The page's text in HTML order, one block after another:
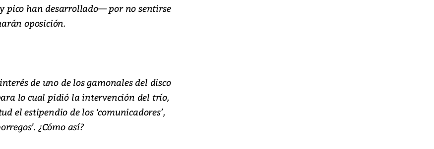
pico han desarrollado— por no sentirse
oposición.
de uno de los gamonales del disco
lo cual pidió la intervención del trío,
el estipendio de los ‘comunicadores’,
¿Cómo así?